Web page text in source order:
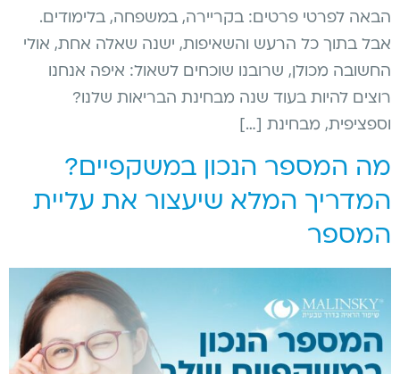
הבאה לפרטי פרטים: בקריירה, במשפחה, בלימודים.
אבל בתוך כל הרעש והשאיפות, ישנה שאלה אחת, אולי
החשובה מכולן, שרובנו שוכחים לשאול: איפה אנחנו
רוצים להיות בעוד שנה מבחינת הבריאות שלנו?
וספציפית, מבחינת […]
מה המספר הנכון במשקפיים?
המדריך המלא שיעצור את עליית
המספר